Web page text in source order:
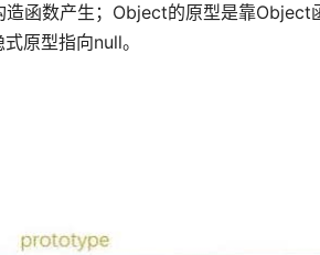
函数产生；Object的原型是靠Object
原型指向null。